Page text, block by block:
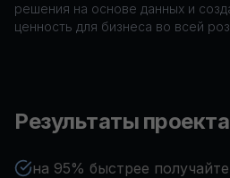
решения на основе данных и
ценность для бизнеса во всей
Результаты проекта
на 95% быстрее